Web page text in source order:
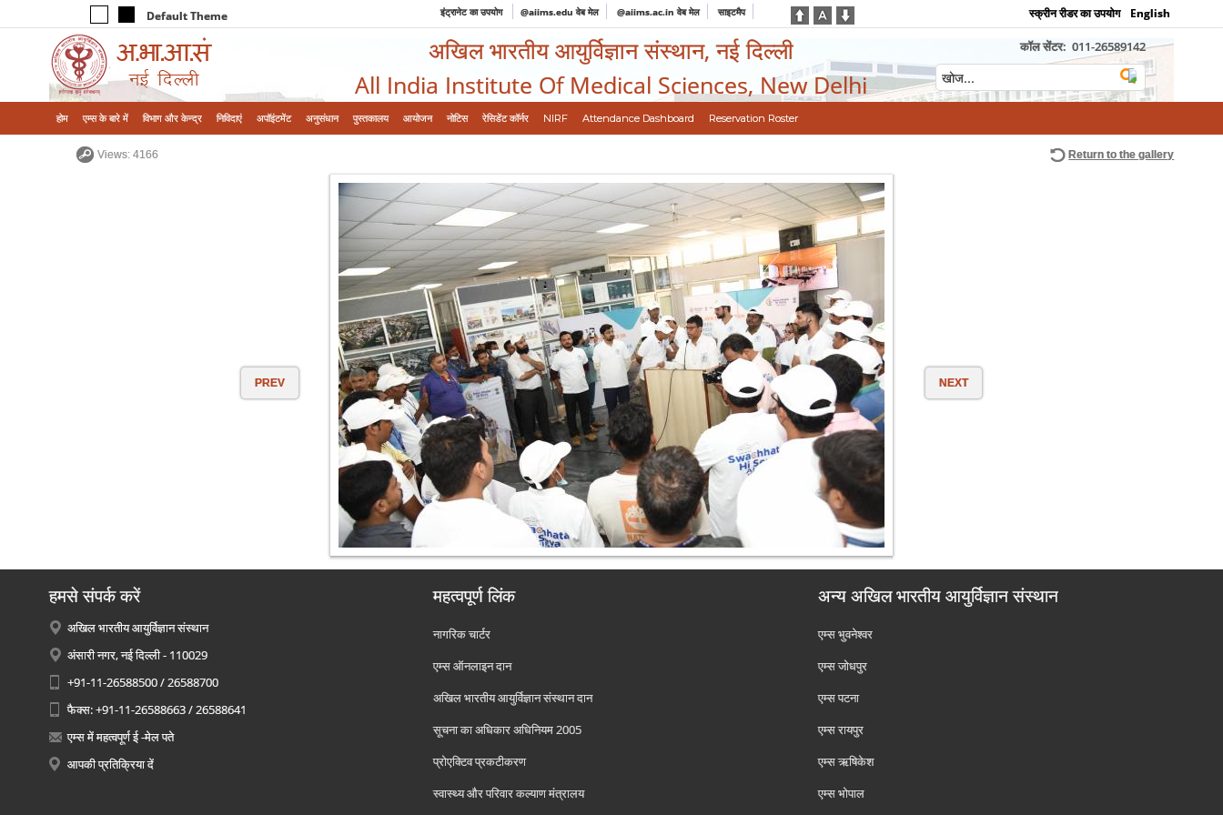
Default Theme इंट्रानेट का उपयोग @aiims.edu वेब मेल @aiims.ac.in वेब मेल साइटमैप स्क्रीन रीडर का उपयोग English
अखिल भारतीय आयुर्विज्ञान संस्थान, नई दिल्ली
All India Institute Of Medical Sciences, New Delhi
कॉल सेंटर: 011-26589142
होम एम्‍स के बारे में विभाग और केन्‍द्र निविदाएं अपॉइंटमेंट अनुसंधान पुस्तकालय आयोजन नोटिस रेसिडेंट कॉर्नर NIRF Attendance Dashboard Reservation Roster
Views: 4166 Return to the gallery
PREV NEXT
हमसे संपर्क करें
अखिल भारतीय आयुर्विज्ञान संस्थान
अंसारी नगर, नई दिल्ली - 110029
+91-11-26588500 / 26588700
फैक्स: +91-11-26588663 / 26588641
एम्स में महत्वपूर्ण ई -मेल पते
आपकी प्रतिक्रिया दें
महत्वपूर्ण लिंक
नागरिक चार्टर
एम्स ऑनलाइन दान
अखिल भारतीय आयुर्विज्ञान संस्थान दान
सूचना का अधिकार अधिनियम 2005
प्रोएक्टिव प्रकटीकरण
स्वास्थ्य और परिवार कल्याण मंत्रालय
अन्य अखिल भारतीय आयुर्विज्ञान संस्थान
एम्‍स भुवनेश्वर
एम्‍स जोधपुर
एम्‍स पटना
एम्‍स रायपुर
एम्‍स ऋषिकेश
एम्‍स भोपाल